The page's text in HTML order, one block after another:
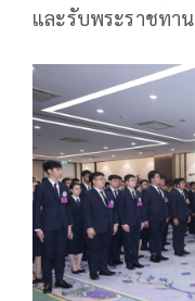
และรับพระราชทา